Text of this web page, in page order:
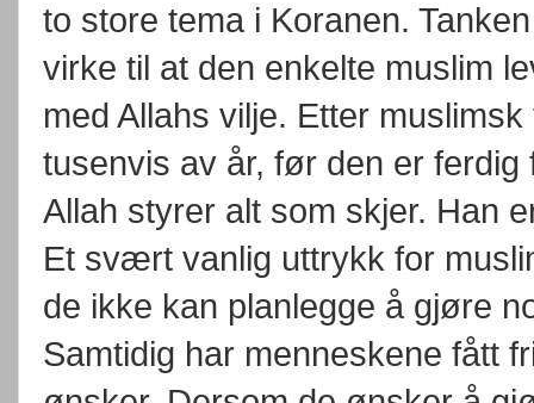
to store tema i Koranen.
virke til at den enkelte muslim
med Allahs vilje. Etter
tusenvis av år, før den er
Allah styrer alt som skjer. Han
Et svært vanlig uttrykk for
de ikke kan planlegge å gjøre
Samtidig har menneskene fått